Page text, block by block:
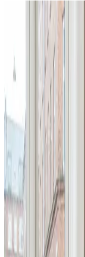
Industriventilation i
Skal din
industri- og
installerer og
produktion og